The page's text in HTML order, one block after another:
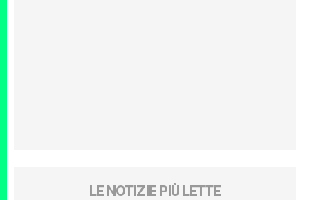
LE NOTIZIE PIÙ LETTE